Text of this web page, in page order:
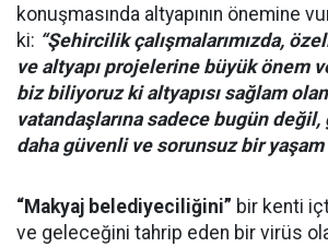
konuşmasında altyapının önemine
ki: “Şehircilik çalışmalarımızda,
ve altyapı projelerine büyük önem
biz biliyoruz ki altyapısı sağlam
vatandaşlarına sadece bugün
daha güvenli ve sorunsuz bir yaşam
“Makyaj belediyeciliğini” bir kenti
ve geleceğini tahrip eden bir virüs